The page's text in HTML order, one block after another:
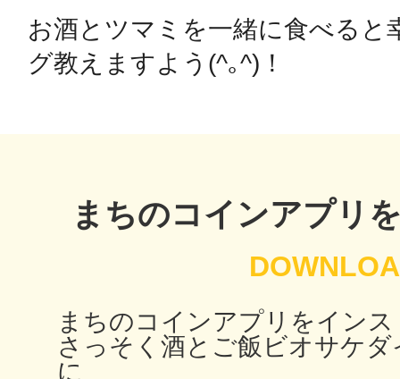
URLをコピー
お酒とツマミを一緒に食べると
グ教えますよう(^｡^)！
まちのコインアプリ
まちのコインアプリをイン
さっそく酒とご飯ビオサケ
に
鴻巣
池袋